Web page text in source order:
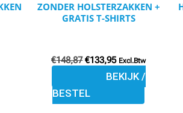
ZONDER HOLSTERZAKKEN +
GRATIS T-SHIRTS
€148,87 €133,95 Excl.Btw
BEKIJK /
BESTEL
kan
op
de
productpagina